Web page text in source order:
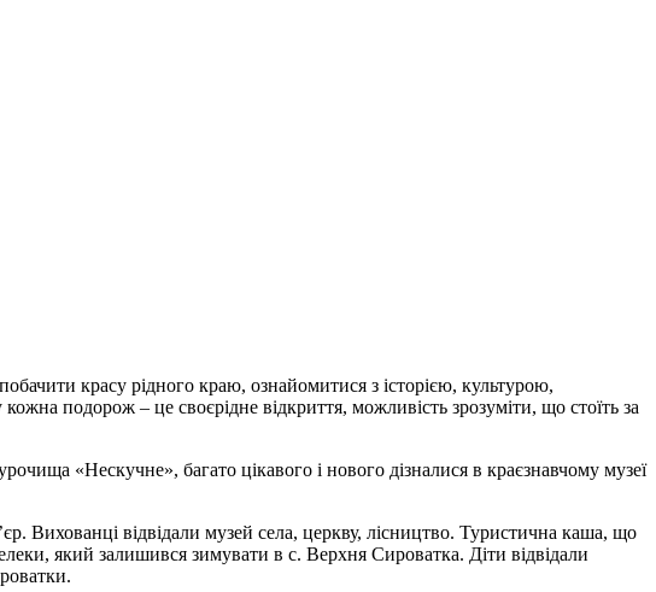
красу рідного краю, ознайомитися з історією, культурою,
подорож – це своєрідне відкриття, можливість зрозуміти, що стоїть за
«Нескучне», багато цікавого і нового дізналися в краєзнавчому музеї
Вихованці відвідали музей села, церкву, лісництво. Туристична каша, що
який залишився зимувати в с. Верхня Сироватка. Діти відвідали